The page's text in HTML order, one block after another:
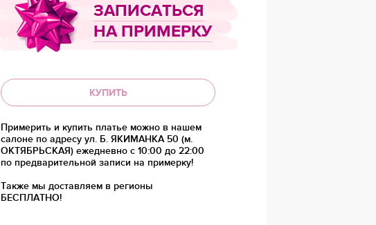
ЗАПИСАТЬСЯ
НА ПРИМЕРКУ
КУПИТЬ
Примерить и купить платье можно в нашем
салоне по адресу ул. Б. ЯКИМАНКА 50 (м.
ОКТЯБРЬСКАЯ) ежедневно с 10:00 до 22:00
по предварительной записи на примерку!
Также мы доставляем в регионы
БЕСПЛАТНО!